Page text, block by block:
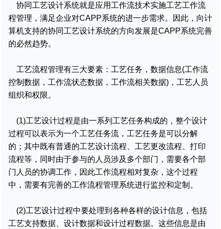
协同工艺设计系统就是应用工作流技术实施工艺工作流
程管理，满足企业对CAPP系统的进一步需求。因此，向计
算机支持的协同工艺设计系统的方向发展是CAPP系统完善
的必然趋势。
工艺流程管理有三大要素：工艺任务，数据信息(工作流
控制数据，工作流状态数据，工作流相关数据)，工艺人员
组织和权限。
(1)工艺设计过程是由一系列工艺任务构成的，整个设计
过程可以表示为一个工艺任务流，工艺任务是可以分解
的；其中既有普通的工艺设计流程、工艺更改流程、打印
流程等，同时由于参与的人员涉及多个部门，需要各个部
门人员的协调工作，因此工作流程相对复杂，这个过程
中，需要有完善的工作流程管理系统进行监控和定制。
(2)工艺设计过程中要处理到各种各样的设计信息，包括
工艺支持数据、设计数据和设计过程数据。这些信息是由